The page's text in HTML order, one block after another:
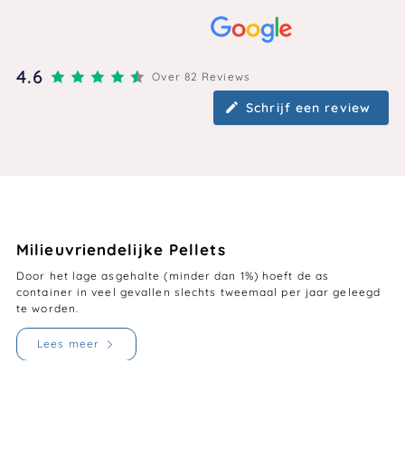
4.6 Over 82 Reviews
Schrijf een review
Milieuvriendelijke Pellets
Door het lage asgehalte (minder dan 1%) hoeft de as
container in veel gevallen slechts tweemaal per jaar geleegd
te worden.
Lees meer